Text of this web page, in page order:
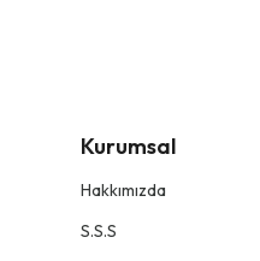
Kurumsal
Hakkımızda
S.S.S